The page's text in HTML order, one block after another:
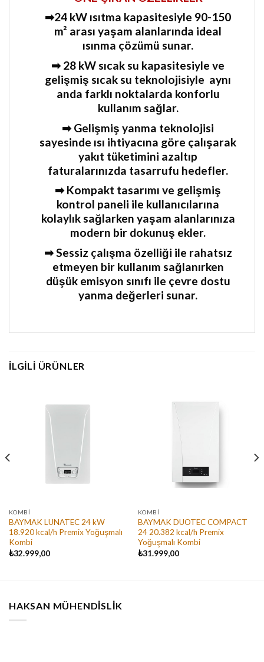
➡24 kW ısıtma kapasitesiyle 90-150
m² arası yaşam alanlarında ideal
ısınma çözümü sunar.
➡ 28 kW sıcak su kapasitesiyle ve
gelişmiş sıcak su teknolojisiyle aynı
anda farklı noktalarda konforlu
kullanım sağlar.
➡ Gelişmiş yanma teknolojisi
sayesinde ısı ihtiyacına göre çalışarak
yakıt tüketimini azaltıp
faturalarınızda tasarrufu hedefler.
➡ Kompakt tasarımı ve gelişmiş
kontrol paneli ile kullanıcılarına
kolaylık sağlarken yaşam alanlarınıza
modern bir dokunuş ekler.
➡ Sessiz çalışma özelliği ile rahatsız
etmeyen bir kullanım sağlanırken
düşük emisyon sınıfı ile çevre dostu
yanma değerleri sunar.
İLGILI ÜRÜNLER
KOMBI
BAYMAK LUNATEC 24 kW
18.920 kcal/h Premix Yoğuşmalı
Kombi
₺32.999,00
KOMBI
BAYMAK DUOTEC COMPACT
24 20.382 kcal/h Premix
Yoğuşmalı Kombi
₺31.999,00
HAKSAN MÜHENDISLIK